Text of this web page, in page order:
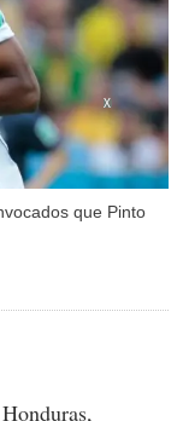
que Pinto
X